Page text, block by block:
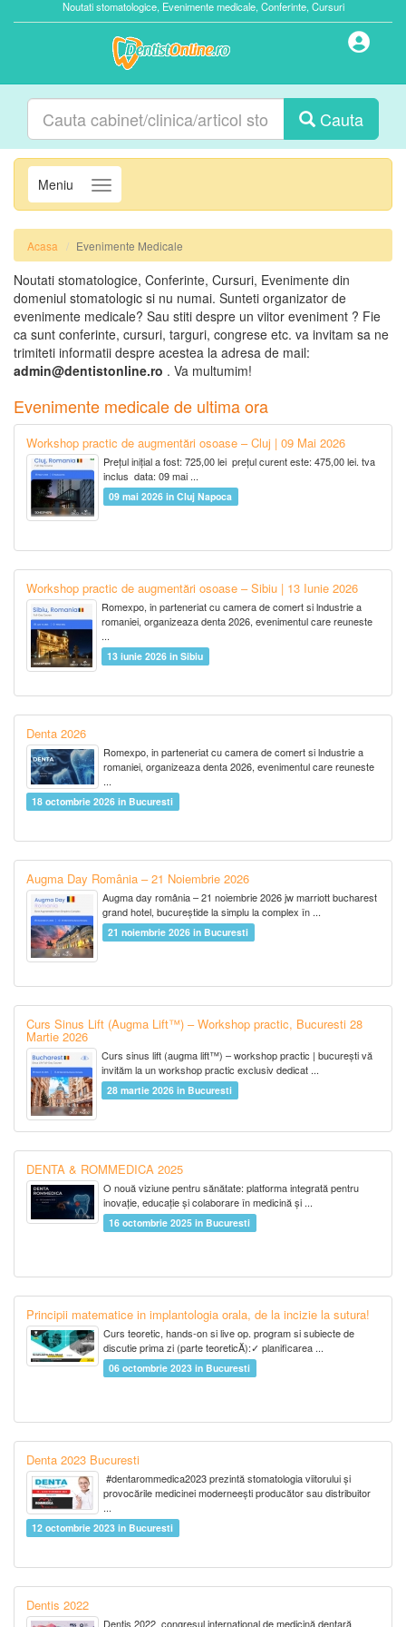
Noutati stomatologice, Evenimente medicale, Conferinte, Cursuri
Cauta
Meniu Navigatie
Acasa Evenimente Medicale
Noutati stomatologice, Conferinte, Cursuri, Evenimente din
domeniul stomatologic si nu numai. Sunteti organizator de
evenimente medicale? Sau stiti despre un viitor eveniment ? Fie
ca sunt conferinte, cursuri, targuri, congrese etc. va invitam sa ne
trimiteti informatii despre acestea la adresa de mail:
admin@dentistonline.ro . Va multumim!
Evenimente medicale de ultima ora
Workshop practic de augmentări osoase – Cluj | 09 Mai 2026
Prețul inițial a fost: 725,00 lei prețul curent este: 475,00 lei. tva
inclus data: 09 mai ...
09 mai 2026 in Cluj Napoca
Workshop practic de augmentări osoase – Sibiu | 13 Iunie 2026
Romexpo, in parteneriat cu camera de comert si lndustrie a
romaniei, organizeaza denta 2026, evenimentul care reuneste
...
13 iunie 2026 in Sibiu
Denta 2026
Romexpo, in parteneriat cu camera de comert si lndustrie a
romaniei, organizeaza denta 2026, evenimentul care reuneste
...
18 octombrie 2026 in Bucuresti
Augma Day România – 21 Noiembrie 2026
Augma day românia – 21 noiembrie 2026 jw marriott bucharest
grand hotel, bucureștide la simplu la complex în ...
21 noiembrie 2026 in Bucuresti
Curs Sinus Lift (Augma Lift™) – Workshop practic, Bucuresti 28
Martie 2026
Curs sinus lift (augma lift™) – workshop practic | bucurești vă
invităm la un workshop practic exclusiv dedicat ...
28 martie 2026 in Bucuresti
DENTA & ROMMEDICA 2025
O nouă viziune pentru sănătate: platforma integrată pentru
inovație, educație și colaborare în medicină și ...
16 octombrie 2025 in Bucuresti
Principii matematice in implantologia orala, de la incizie la sutura!
Curs teoretic, hands-on si live op. program si subiecte de
discutie prima zi (parte teoreticĂ):✓ planificarea ...
06 octombrie 2023 in Bucuresti
Denta 2023 Bucuresti
#dentarommedica2023 prezintă stomatologia viitorului și
provocările medicinei moderneești producător sau distribuitor
...
12 octombrie 2023 in Bucuresti
Dentis 2022
Dentis 2022 congresul internațional de medicină dentară